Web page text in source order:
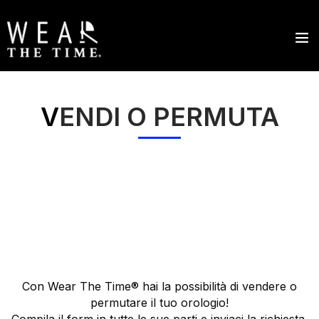
VENDI O PERMUTA
Con Wear The Time® hai la possibilità di vendere o
permutare il tuo orologio!